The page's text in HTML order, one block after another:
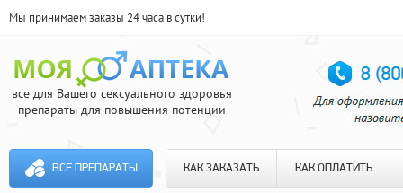
Мы принимаем заказы 24 часа в сутки!
все для Вашего сексуального здоровья
препараты для повышения потенции
ВСЕ ПРЕПАРАТЫ КАК ЗАКАЗАТЬ КАК ОПЛАТИТЬ